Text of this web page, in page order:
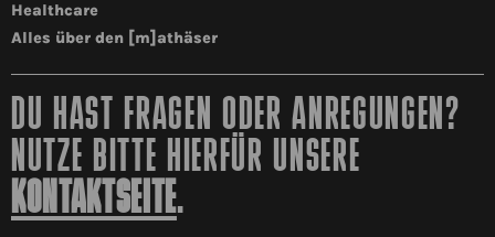
Healthcare
Alles über den [m]athäser
DU HAST FRAGEN ODER ANREGUNGEN?
NUTZE BITTE HIERFÜR UNSERE
KONTAKTSEITE.